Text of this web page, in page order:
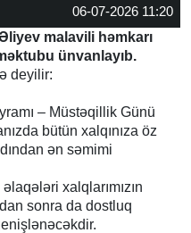
06-07-2026 11:20
malavili həmkarı
ünvanlayıb.
deyilir:
– Müstəqillik Günü
bütün xalqınıza öz
ən səmimi
xalqlarımızın
sonra da dostluq